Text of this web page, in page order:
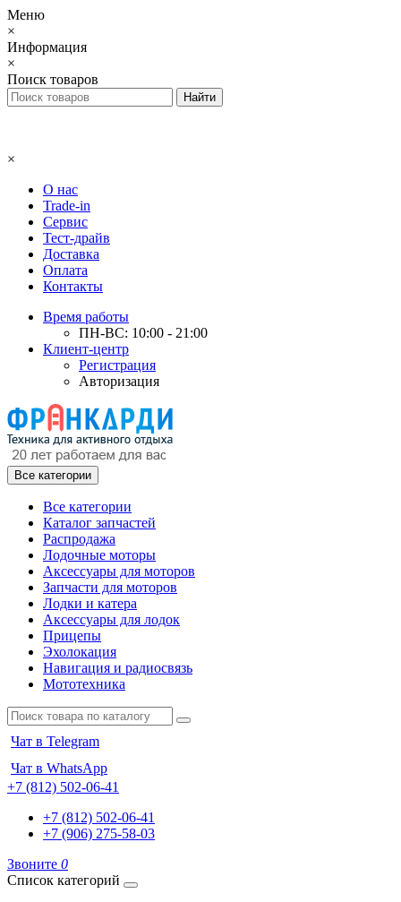
Меню
×
Информация
×
Поиск товаров
×
О нас
Trade-in
Сервис
Тест-драйв
Доставка
Оплата
Контакты
Время работы
ПН-ВС: 10:00 - 21:00
Клиент-центр
Регистрация
Авторизация
Все категории
Все категории
Каталог запчастей
Распродажа
Лодочные моторы
Аксессуары для моторов
Запчасти для моторов
Лодки и катера
Аксессуары для лодок
Прицепы
Эхолокация
Навигация и радиосвязь
Мототехника
Чат в Telegram
Чат в WhatsApp
+7 (812) 502-06-41
+7 (812) 502-06-41
+7 (906) 275-58-03
Звоните 0
Список категорий